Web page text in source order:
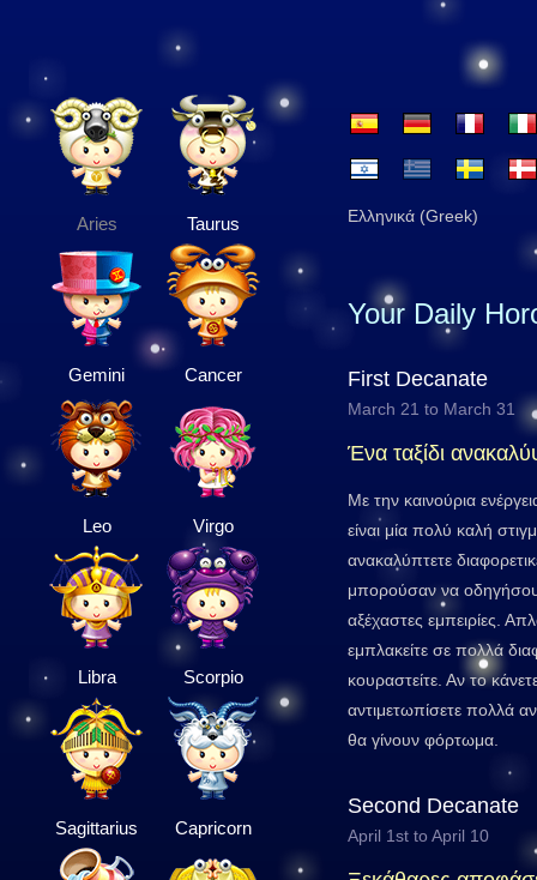
Aries Taurus
Gemini Cancer
Leo Virgo
Libra Scorpio
Sagittarius Capricorn
Ελληνικά (Greek)
Your Daily
First Decanate
March 21 to March 31
Ένα ταξίδι
Με την καινούρια
είναι μία πολύ καλή
ανακαλύπτετε
μπορούσαν να
αξέχαστες εμπειρίες.
εμπλακείτε σε πολλά
κουραστείτε. Αν το
αντιμετωπίσετε πολλά
θα γίνουν φόρτωμα.
Second Decanate
April 1st to April 10